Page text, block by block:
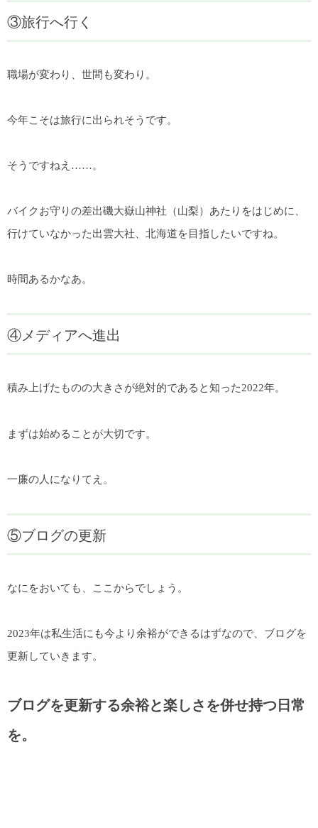
③旅行へ行く
職場が変わり、世間も変わり。
今年こそは旅行に出られそうです。
そうですねえ……。
バイクお守りの差出磯大嶽山神社（山梨）あたりをはじめに、
行けていなかった出雲大社、北海道を目指したいですね。
時間あるかなあ。
④メディアへ進出
積み上げたものの大きさが絶対的であると知った2022年。
まずは始めることが大切です。
一廉の人になりてえ。
⑤ブログの更新
なにをおいても、ここからでしょう。
2023年は私生活にも今より余裕ができるはずなので、ブログを
更新していきます。
ブログを更新する余裕と楽しさを併せ持つ日常
を。